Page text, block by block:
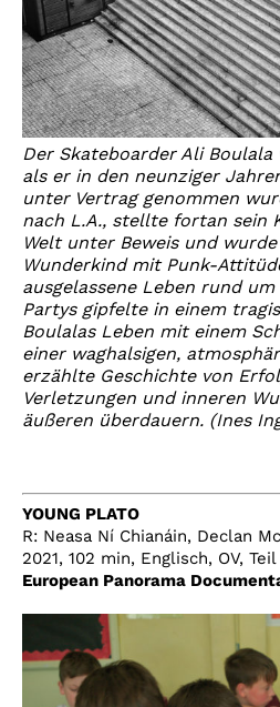
Der Skateboarder Ali
als er in den neunziger
unter Vertrag genommen
nach L.A., stellte fortan sein
Welt unter Beweis und
Wunderkind mit Punk-
ausgelassene Leben rund
Partys gipfelte in einem
Boulalas Leben mit einem
einer waghalsigen,
erzählte Geschichte von
Verletzungen und inneren
äußeren überdauern. (Ines
YOUNG PLATO
R: Neasa Ní Chianáin, Declan
2021, 102 min, Englisch, OV,
European Panorama